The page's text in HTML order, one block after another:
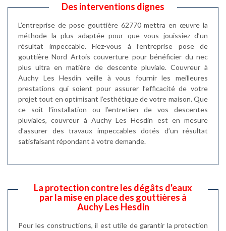
Des interventions dignes
L’entreprise de pose gouttière 62770 mettra en œuvre la
méthode la plus adaptée pour que vous jouissiez d’un
résultat impeccable. Fiez-vous à l’entreprise pose de
gouttière Nord Artois couverture pour bénéficier du nec
plus ultra en matière de descente pluviale. Couvreur à
Auchy Les Hesdin veille à vous fournir les meilleures
prestations qui soient pour assurer l’efficacité de votre
projet tout en optimisant l’esthétique de votre maison. Que
ce soit l’installation ou l’entretien de vos descentes
pluviales, couvreur à Auchy Les Hesdin est en mesure
d’assurer des travaux impeccables dotés d’un résultat
satisfaisant répondant à votre demande.
La protection contre les dégâts d'eaux
par la mise en place des gouttières à
Auchy Les Hesdin
Pour les constructions, il est utile de garantir la protection